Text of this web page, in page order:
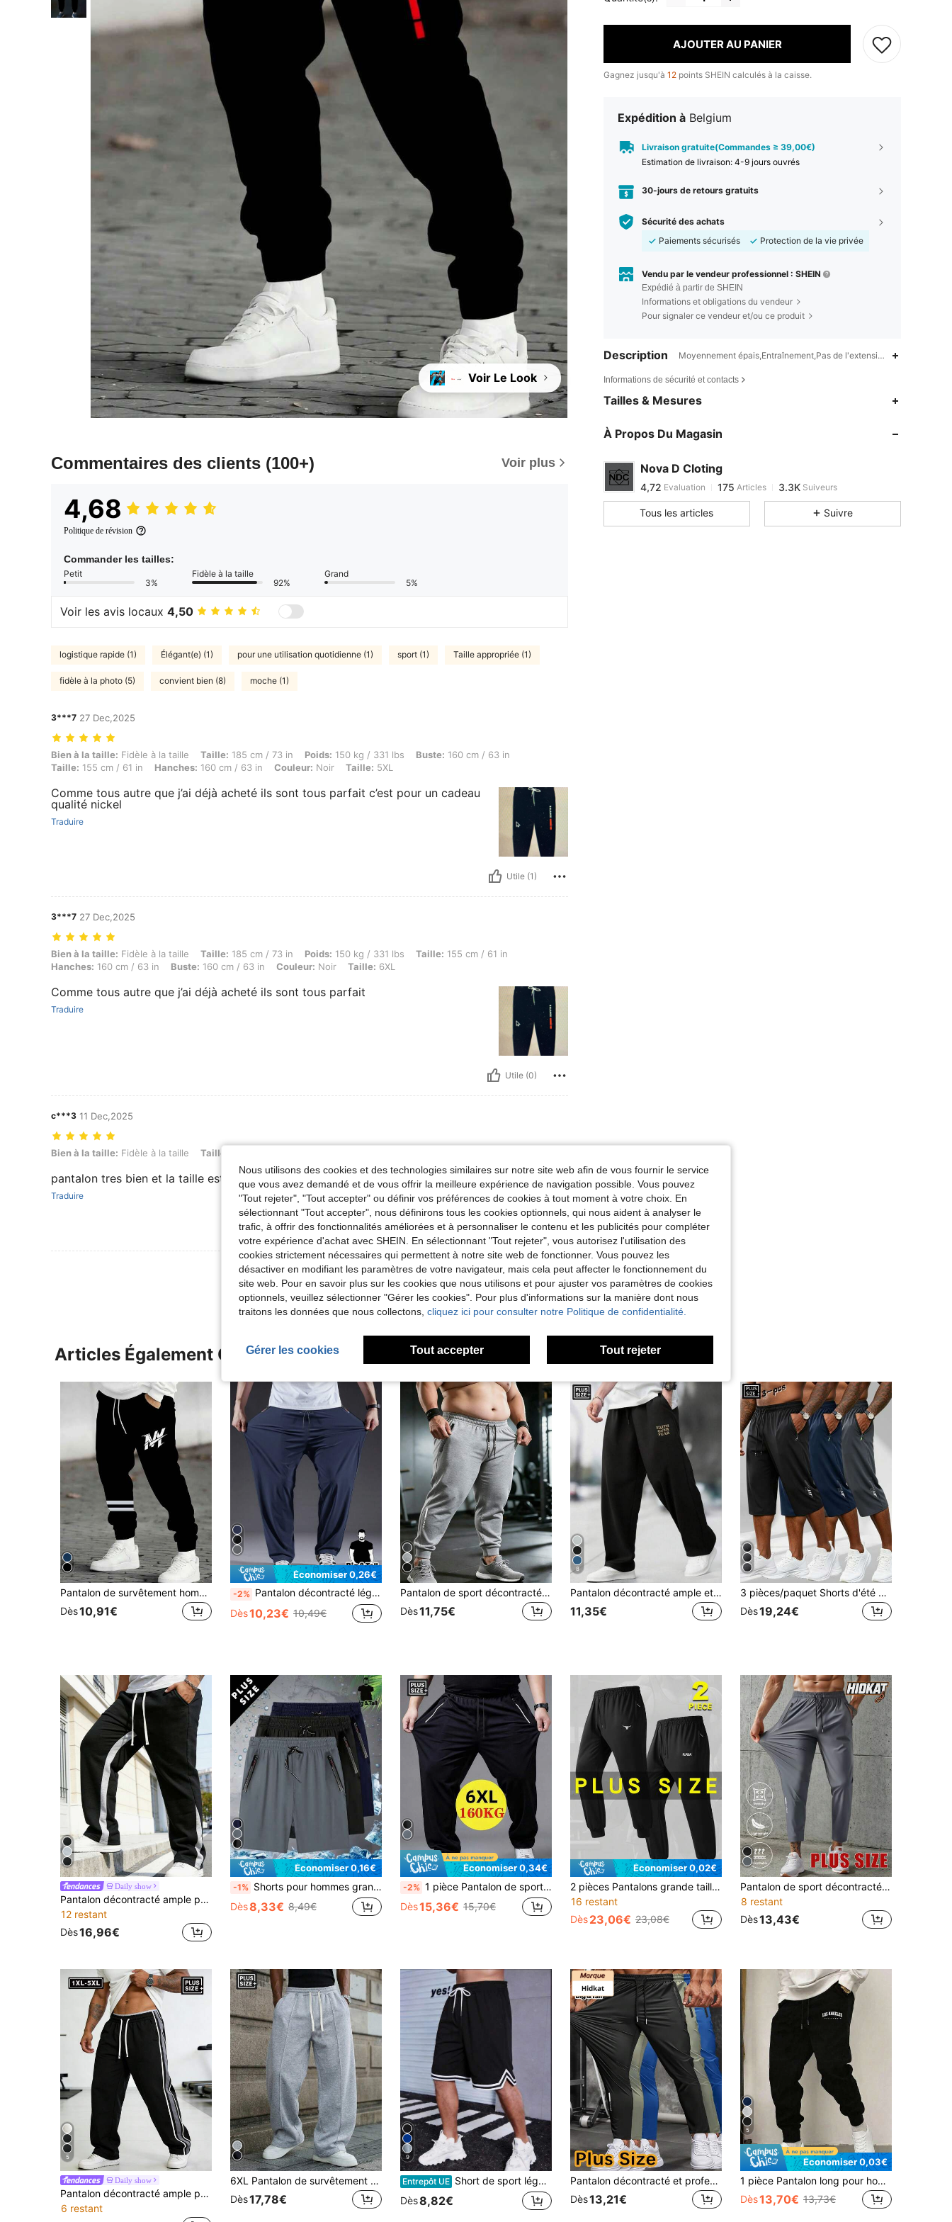
Voir Le Look
Commentaires des clients (100+) Voir plus
4,68
Politique de révision
Commander les tailles:
Petit
3%
Fidèle à la taille
92%
Grand
5%
Voir les avis locaux 4,50
logistique rapide (1) Élégant(e) (1) pour une utilisation quotidienne (1) sport (1) Taille appropriée (1)
fidèle à la photo (5) convient bien (8) moche (1)
3***7 27 Dec,2025
Bien à la taille: Fidèle à la taille, Taille: 185 cm / 73 in, Poids: 150 kg / 331 lbs, Buste: 160 cm / 63 in, Taille: 155 cm / 61 in, Hanches: 160 cm / 63 in, Couleur: Noir, Taille: 5XL
Bien à la taille: Fidèle à la taille Taille: 185 cm / 73 in Poids: 150 kg / 331 lbs Buste: 160 cm / 63 in
Taille: 155 cm / 61 in Hanches: 160 cm / 63 in Couleur: Noir Taille: 5XL
Comme tous autre que j’ai déjà acheté ils sont tous parfait c’est pour un cadeau
qualité nickel
Traduire
Utile (1)
3***7 27 Dec,2025
Bien à la taille: Fidèle à la taille, Taille: 185 cm / 73 in, Poids: 150 kg / 331 lbs, Taille: 155 cm / 61 in, Hanches: 160 cm / 63 in, Buste: 160 cm / 63 in, Couleur: Noir, Taille: 6XL
Bien à la taille: Fidèle à la taille Taille: 185 cm / 73 in Poids: 150 kg / 331 lbs Taille: 155 cm / 61 in
Hanches: 160 cm / 63 in Buste: 160 cm / 63 in Couleur: Noir Taille: 6XL
Comme tous autre que j’ai déjà acheté ils sont tous parfait
Traduire
Utile (0)
c***3 11 Dec,2025
Bien à la taille: Fidèle à la taille, Taille: 180 cm / 71 in, Poids: 99 kg / 218 lbs, Couleur: Noir, Taille: 2XL
Bien à la taille: Fidèle à la taille Taille:
pantalon tres bien et la taille est impeccable
Traduire
Utile (0)
Voir Plus D'avis
AJOUTER AU PANIER
Gagnez jusqu'à 12 points SHEIN calculés à la caisse.
Expédition à Belgium
Livraison gratuite(Commandes ≥ 39,00€)
Estimation de livraison: 4-9 jours ouvrés
30-jours de retours gratuits
Sécurité des achats
Paiements sécurisés
Protection de la vie privée
Vendu par le vendeur professionnel : SHEIN
Expédié à partir de SHEIN
Informations et obligations du vendeur
Pour signaler ce vendeur et/ou ce produit
Description Moyennement épais,Entraînement,Pas de l'extensibilité
Informations de sécurité et contacts
Tailles & Mesures
À Propos Du Magasin
Nova D Cloting
4,72 175
s***4est en train de naviguer
Tous les articles Suivre
Articles Également Consultés
Pantalon de survêtement homme grande taille style américain de rue avec revers, base noire avec impression de lettres NY sur le côté + doubles bandes blanches sur les revers, coupe ample affinante, taille à cordon de serrage, haute élasticité, pantalon long de sport décontracté
Dès10,91€
Économiser 0,26€
-2% Pantalon décontracté léger pour hommes grande taille - Respirant, séchage rapide, convient aux sports et à la fitness, polyester noir, lavage en machine, grande taille printemps
Dès10,23€ 10,49€
Pantalon de sport décontracté pour hommes grande taille, pantalon long avec cordon de serrage, poches zippées, convient pour les sorties quotidiennes d'été, sports décontracté
Dès11,75€
8
Pantalon décontracté ample et respirant pour homme en grande taille, convient pour le shopping, les sorties et le port quotidien, les sports d'été
11,35€
3 pièces/paquet Shorts d'été grande taille pour hommes 7", pantalon décontracté à taille élastique avec cordon de serrage, poches zippées, pantalon de sport, convient pour la course et la fitness
Dès19,24€
Daily show
Pantalon décontracté ample pour hommes grande taille, en tissu doux et légèrement extensible confortable. Coupe droite, convient pour le travail, les réunions d'affaires, les sorties shopping, les activités de loisirs et les sorties quotidiennes. Excellent cadeau pour le mari ou le petit ami au printemps.
12 restant
Dès16,96€
Économiser 0,16€
-1% Shorts pour hommes grande taille, shorts Bermuda d'été à jambe droite de couleur unie élastique avec poches zippées et cordon de serrage, convient pour les sports, la course, la fitness
Dès8,33€ 8,49€
Économiser 0,34€
-2% 1 pièce Pantalon de sport grande taille pour hommes, printemps/été, en tissu de soie glacée haute élasticité, léger et respirant, pantalon droit, taille 6XL, pantalon de jogging pour hommes, avec poches zippées, imprimé réfléchissant, convient pour le fitness, la course, les loisirs en plein air, le port quotidien, cadeau pour le père, cadeau pour homme
Dès15,36€ 15,70€
Économiser 0,02€
2 pièces Pantalons grande taille pour hommes pour le printemps et l'automne, Pantalons de pied pour hommes, Amples, Doux et agréables à la peau, Série de sports
16 restant
Dès23,06€ 23,08€
Pantalon de sport décontracté à taille élastique pour hommes grande taille, en tissu à haute élasticité, avec poches zippées, convenant pour le port quotidien et les activités de plein air avec des éléments réfléchissants, printemps
8 restant
Dès13,43€
5
Daily show
Pantalon décontracté ample pour hommes grande taille, en tissu doux et légèrement extensible confortable. Style jambe droite, convient pour le travail, les réunions d'affaires, les sorties shopping, les activités décontractées, les sports de plein air, les tenues d'été d'intérieur, la gym. Un excellent cadeau pour votre mari ou petit-ami.
6 restant
6XL Pantalon de survêtement pour hommes grande taille, automne/hiver, style cargo avec grandes poches, jambe droite, légèrement extensible, convient pour les sports, les tenues décontractées, les sorties, les courses et le port quotidien. Convient jusqu'à 159 kg. Printemps
Dès17,78€
9
Entrepôt UE Short de sport léger et décontracté pour homme grande taille, short de basket-ball respirant en maille élastique, noir, pour l'été
Dès8,82€
Pantalon décontracté et professionnel à taille haute élastique pour hommes grande taille. Pantalon droit respirant à fine avec poches zippées, convenant pour le golf, les loisirs et le port quotidien. Noir printemps sport
Dès13,21€
5
Économiser 0,03€
1 pièce Pantalon long pour homme de couleur unie avec taille à cordon de serrage, design imprimé noir classique pour le sport
Dès13,70€ 13,73€
Nous utilisons des cookies et des technologies similaires sur notre site web afin de vous fournir le service
que vous avez demandé et de vous offrir la meilleure expérience de navigation possible. Vous pouvez
"Tout rejeter", "Tout accepter" ou définir vos préférences de cookies à tout moment à votre choix. En
sélectionnant "Tout accepter", nous définirons tous les cookies optionnels, qui nous aident à analyser le
trafic, à offrir des fonctionnalités améliorées et à personnaliser le contenu et les publicités pour compléter
votre expérience d'achat avec SHEIN. En sélectionnant "Tout rejeter", vous autorisez l'utilisation des
cookies strictement nécessaires qui permettent à notre site web de fonctionner. Vous pouvez les
désactiver en modifiant les paramètres de votre navigateur, mais cela peut affecter le fonctionnement du
site web. Pour en savoir plus sur les cookies que nous utilisons et pour ajuster vos paramètres de cookies
optionnels, veuillez sélectionner "Gérer les cookies". Pour plus d'informations sur la manière dont nous
traitons les données que nous collectons, cliquez ici pour consulter notre Politique de confidentialité.
Gérer les cookies Tout accepter Tout rejeter